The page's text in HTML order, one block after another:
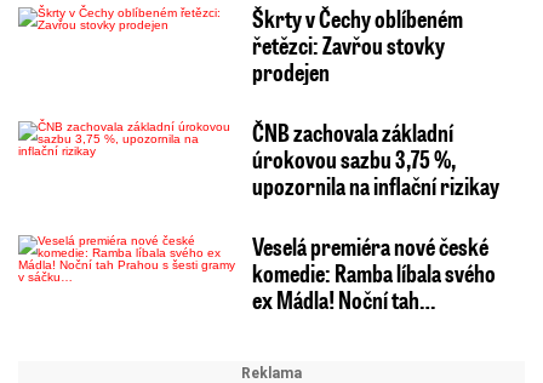
Škrty v Čechy oblíbeném
řetězci: Zavřou stovky
prodejen
ČNB zachovala základní
úrokovou sazbu 3,75 %,
upozornila na inflační rizikay
Veselá premiéra nové české
komedie: Ramba líbala svého
ex Mádla! Noční tah…